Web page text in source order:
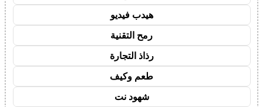
هيدب فيديو
رمح التقنية
رذاذ التجارة
طعم وكيف
شهود نت